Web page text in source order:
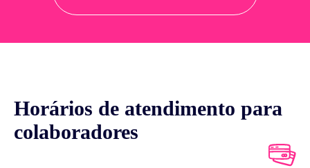
Horários de atendimento para
colaboradores